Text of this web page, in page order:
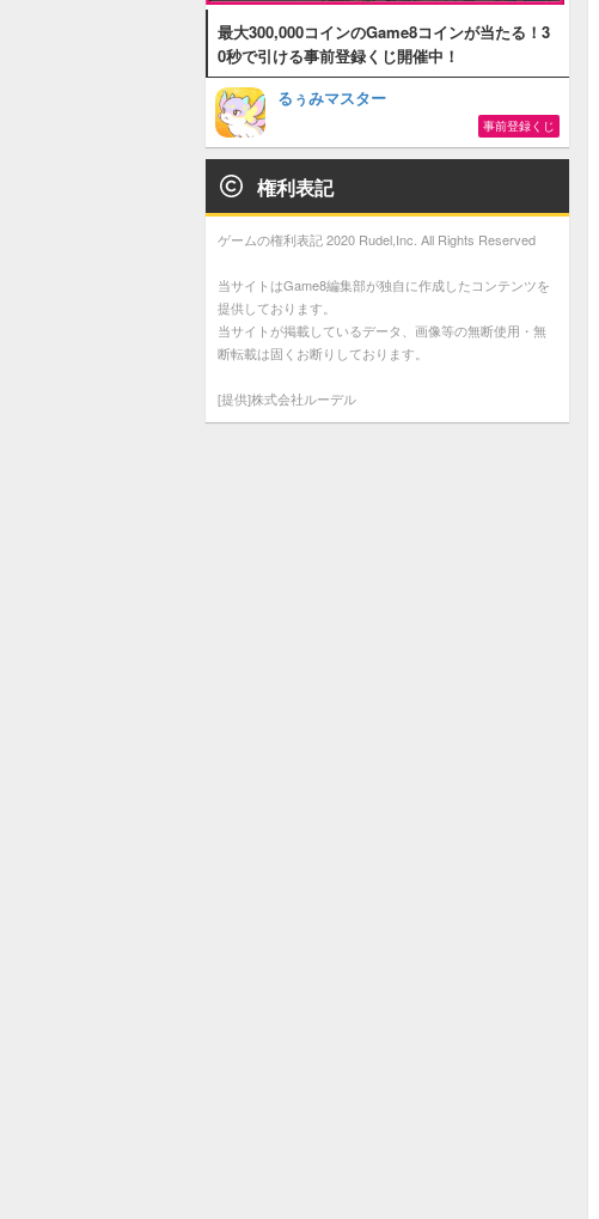
最大300,000コインのGame8コインが当たる！3
0秒で引ける事前登録くじ開催中！
るぅみマスター
事前登録くじ
権利表記
ゲームの権利表記 2020 Rudel,Inc. All Rights Reserved
当サイトはGame8編集部が独自に作成したコンテンツを
提供しております。
当サイトが掲載しているデータ、画像等の無断使用・無
断転載は固くお断りしております。
[提供]株式会社ルーデル